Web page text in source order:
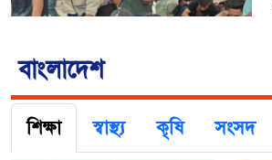
বাংলাদেশ
শিক্ষা স্বাস্থ্য কৃষি সংসদ